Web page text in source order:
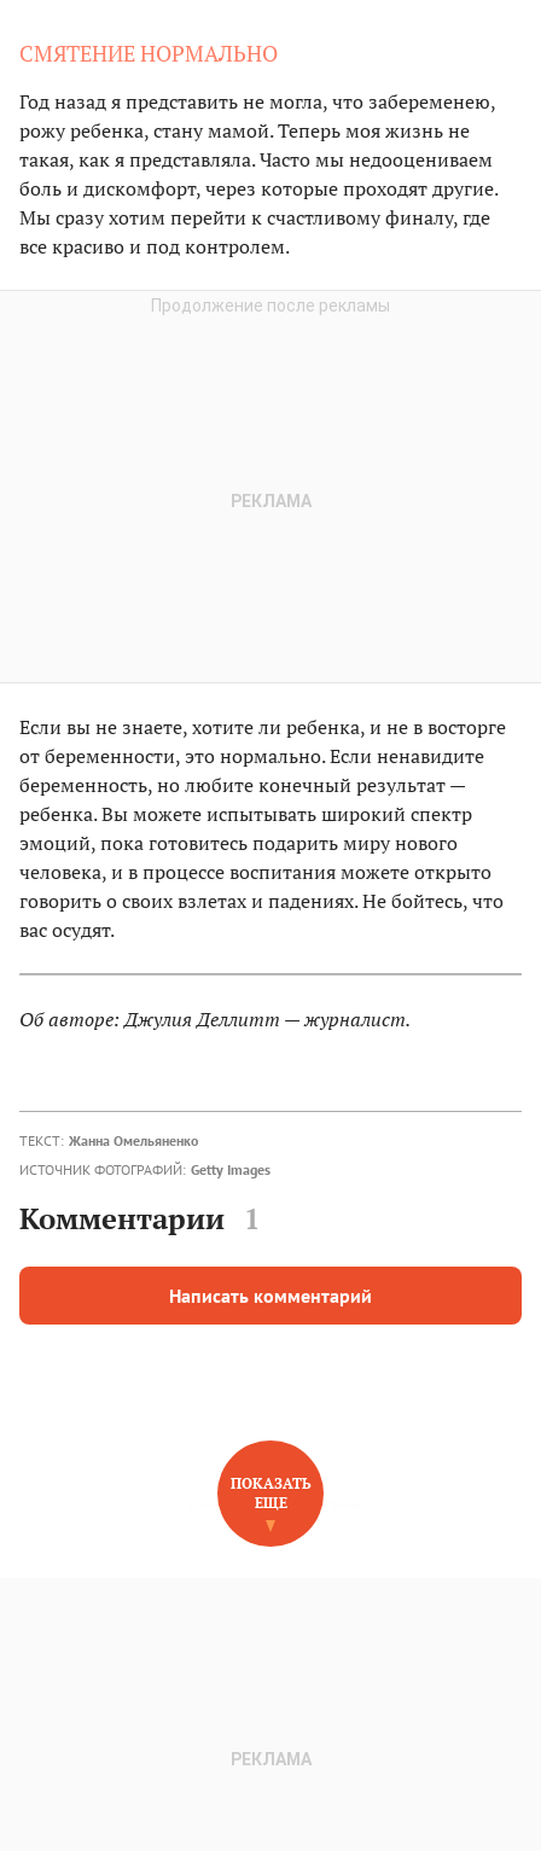
СМЯТЕНИЕ НОРМАЛЬНО
Год назад я представить не могла, что забеременею,
рожу ребенка, стану мамой. Теперь моя жизнь не
такая, как я представляла. Часто мы недооцениваем
боль и дискомфорт, через которые проходят другие.
Мы сразу хотим перейти к счастливому финалу, где
все красиво и под контролем.
Если вы не знаете, хотите ли ребенка, и не в восторге
от беременности, это нормально. Если ненавидите
беременность, но любите конечный результат —
ребенка. Вы можете испытывать широкий спектр
эмоций, пока готовитесь подарить миру нового
человека, и в процессе воспитания можете открыто
говорить о своих взлетах и падениях. Не бойтесь, что
вас осудят.
Об авторе: Джулия Деллитт — журналист.
ТЕКСТ: Жанна Омельяненко
ИСТОЧНИК ФОТОГРАФИЙ: Getty Images
Комментарии 1
Написать комментарий
НОВОЕ НА САЙТЕ
ПОКАЗАТЬ
ЕЩЕ